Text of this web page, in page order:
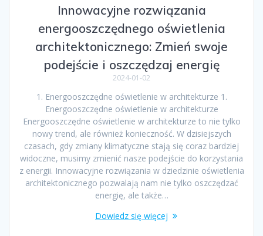
Innowacyjne rozwiązania
energooszczędnego oświetlenia
architektonicznego: Zmień swoje
podejście i oszczędzaj energię
2024-01-02
1. Energooszczędne oświetlenie w architekturze 1.
Energooszczędne oświetlenie w architekturze
Energooszczędne oświetlenie w architekturze to nie tylko
nowy trend, ale również konieczność. W dzisiejszych
czasach, gdy zmiany klimatyczne stają się coraz bardziej
widoczne, musimy zmienić nasze podejście do korzystania
z energii. Innowacyjne rozwiązania w dziedzinie oświetlenia
architektonicznego pozwalają nam nie tylko oszczędzać
energię, ale także…
Dowiedz się więcej